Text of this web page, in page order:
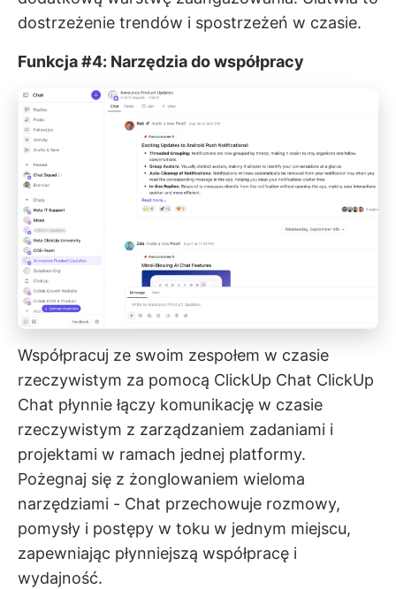
dostrzeżenie trendów i spostrzeżeń w czasie.
Funkcja #4: Narzędzia do współpracy
Współpracuj ze swoim zespołem w czasie
rzeczywistym za pomocą ClickUp Chat ClickUp
Chat płynnie łączy komunikację w czasie
rzeczywistym z zarządzaniem zadaniami i
projektami w ramach jednej platformy.
Pożegnaj się z żonglowaniem wieloma
narzędziami - Chat przechowuje rozmowy,
pomysły i postępy w toku w jednym miejscu,
zapewniając płynniejszą współpracę i
wydajność.